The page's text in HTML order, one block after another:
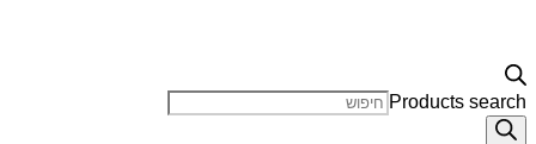
Products search